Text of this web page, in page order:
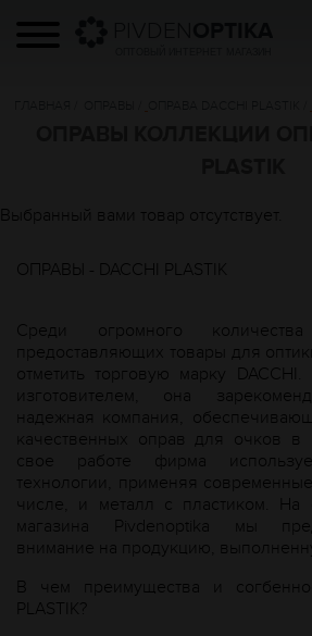
Выбранный вами товар отсутствует.
ОПРАВЫ - DACCHI PLASTIK
Среди огромного количества
предоставляющих товары для
отметить торговую марку DACCHI.
изготовителем, она
надежная компания,
качественных оправ для очков
свое работе фирма
технологии, применяя
числе, и металл с пластиком. На
магазина Рivdenoptika мы
внимание на продукцию,
В чем преимущества и
PLASTIK?